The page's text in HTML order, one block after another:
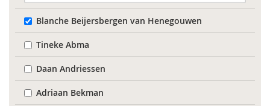
Blanche Beijersbergen van Henegouwen
Tineke Abma
Daan Andriessen
Adriaan Bekman